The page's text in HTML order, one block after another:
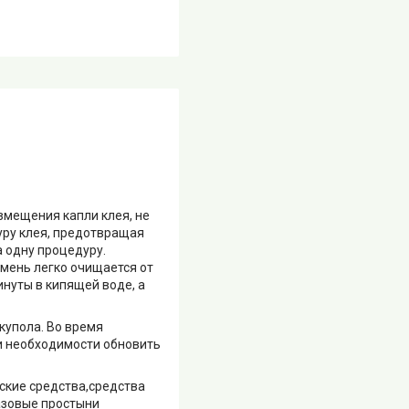
капли клея, не
клея, предотвращая
одну процедуру.
легко очищается от
в кипящей воде, а
Во время
обновить
средства,средства
простыни